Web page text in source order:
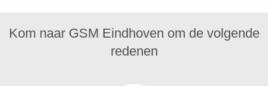
Kom naar GSM Eindhoven om de volgende
redenen